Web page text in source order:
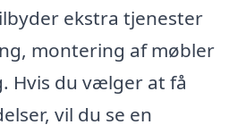
ekstra tjenester
montering af møbler
Hvis du vælger at få
vil du se en